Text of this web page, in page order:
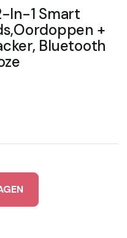
In-1 Smart
+
Bluetooth